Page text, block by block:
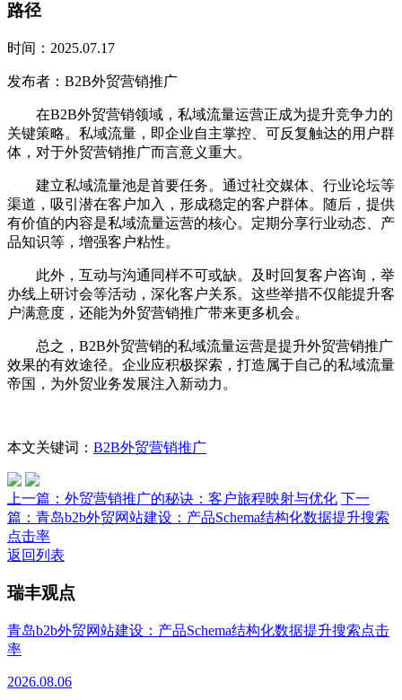
路径
时间：2025.07.17
发布者：B2B外贸营销推广
在B2B外贸营销领域，私域流量运营正成为提升竞争力的
关键策略。私域流量，即企业自主掌控、可反复触达的用户群
体，对于外贸营销推广而言意义重大。
建立私域流量池是首要任务。通过社交媒体、行业论坛等
渠道，吸引潜在客户加入，形成稳定的客户群体。随后，提供
有价值的内容是私域流量运营的核心。定期分享行业动态、产
品知识等，增强客户粘性。
此外，互动与沟通同样不可或缺。及时回复客户咨询，举
办线上研讨会等活动，深化客户关系。这些举措不仅能提升客
户满意度，还能为外贸营销推广带来更多机会。
总之，B2B外贸营销的私域流量运营是提升外贸营销推广
效果的有效途径。企业应积极探索，打造属于自己的私域流量
帝国，为外贸业务发展注入新动力。
本文关键词： B2B外贸营销推广
上一篇： 外贸营销推广的秘诀：客户旅程映射与优化 下一
篇： 青岛b2b外贸网站建设：产品Schema结构化数据提升搜索
点击率
返回列表
瑞丰观点
青岛b2b外贸网站建设：产品Schema结构化数据提升搜索点击
率
2026.08.06